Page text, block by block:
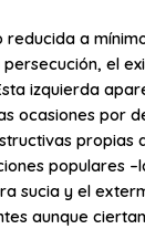
reducida a
el
izquierda
ocasiones por
propias
populares
sucia y el
aunque